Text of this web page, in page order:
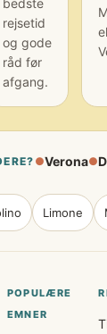
bedste
rejsetid
og gode
råd før
afgang.
●Verona●
Limone
POPULÆRE
EMNER